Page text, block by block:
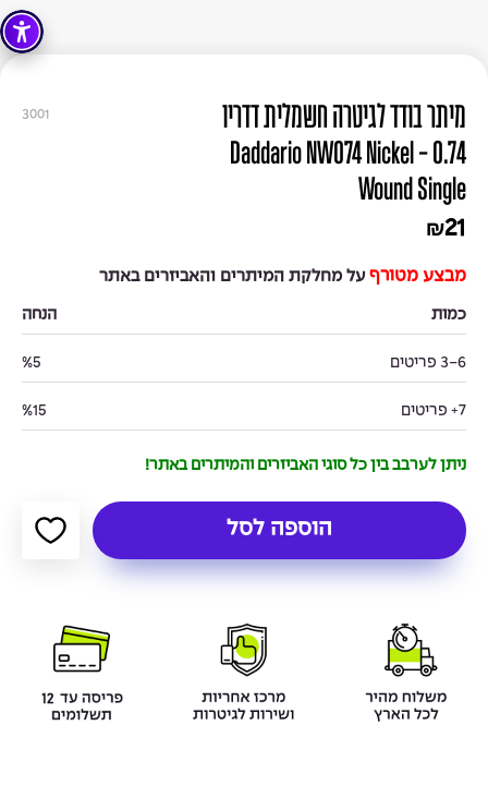
3001
מיתר בודד לגיטרה חשמלית דדריו
0.74 - Daddario NW074 Nickel
Wound Single
₪21
מבצע מטורף על מחלקת המיתרים והאביזרים באתר
כמות הנחה
3-6 פריטים %5
7+ פריטים %15
ניתן לערבב בין כל סוגי האביזרים והמיתרים באתר!
הוספה לסל